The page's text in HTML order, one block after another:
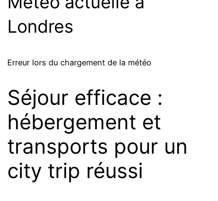
Londres
Erreur lors du chargement de la météo
Séjour efficace :
hébergement et
transports pour un
city trip réussi